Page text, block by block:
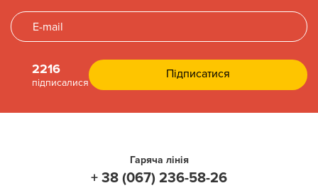
2216
підписалися
Гаряча лінія
+ 38 (067) 236-58-26